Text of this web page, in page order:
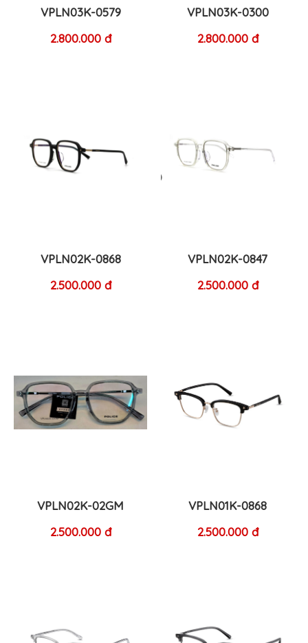
VPLN03K-0579
2.800.000 đ
VPLN03K-0300
2.800.000 đ
VPLN02K-0868
2.500.000 đ
VPLN02K-0847
2.500.000 đ
VPLN02K-02GM
2.500.000 đ
VPLN01K-0868
2.500.000 đ